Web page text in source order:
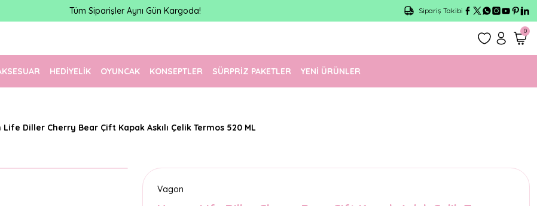
Tüm Siparişler Aynı Gün Kargoda! Türkiye'nin En Eğlenceli Kırtasiyesi!
Sipariş Takibi
0
HEDİYELİK OYUNCAK KONSEPTLER SÜRPRİZ PAKETLER YENİ ÜRÜNLER
Life Diller Cherry Bear Çift Kapak Askılı Çelik Termos 520 ML
Vagon